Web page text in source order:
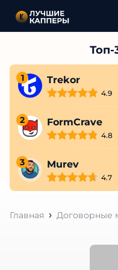
1 Trekor
4.9
2 FormCrave
4.8
3 Murev
4.7
Главная Договорные